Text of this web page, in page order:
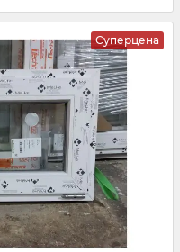
Суперцена